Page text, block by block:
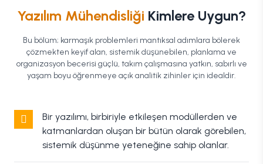
Yazılım Mühendisliği Kimlere Uygun?
Bu bölüm; karmaşık problemleri mantıksal adımlara bölerek
çözmekten keyif alan, sistemik düşünebilen, planlama ve
organizasyon becerisi güçlü, takım çalışmasına yatkın, sabırlı ve
yaşam boyu öğrenmeye açık analitik zihinler için idealdir.
Bir yazılımı, birbiriyle etkileşen modüllerden ve
katmanlardan oluşan bir bütün olarak görebilen,
sistemik düşünme yeteneğine sahip olanlar.